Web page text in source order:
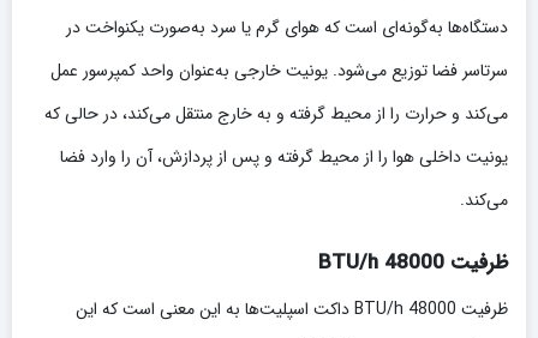
دستگاه‌ها به‌گونه‌ای است که هوای گرم یا سرد به‌صورت یکنواخت در
سرتاسر فضا توزیع می‌شود. یونیت خارجی به‌عنوان واحد کمپرسور عمل
می‌کند و حرارت را از محیط گرفته و به خارج منتقل می‌کند، در حالی که
یونیت داخلی هوا را از محیط گرفته و پس از پردازش، آن را وارد فضا
می‌کند.
ظرفیت 48000 BTU/h
ظرفیت 48000 BTU/h داکت اسپلیت‌ها به این معنی است که این